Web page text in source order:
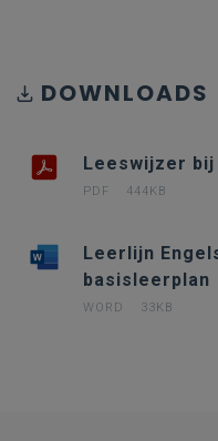
DOWNLOADS
Leeswijzer
PDF 444KB
Leerlijn
basisleerplan
WORD 33KB